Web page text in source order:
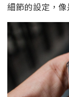
細節的設定，